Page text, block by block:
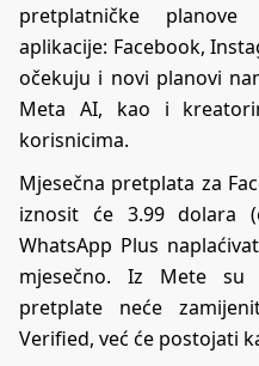
pretplatničke
aplikacije: Facebook,
očekuju i novi planovi
Meta AI, kao i
korisnicima.
Mjesečna pretplata za
iznosit će 3.99 dolara
WhatsApp Plus
mjesečno. Iz Mete su
pretplate neće
Verified, već će postojati